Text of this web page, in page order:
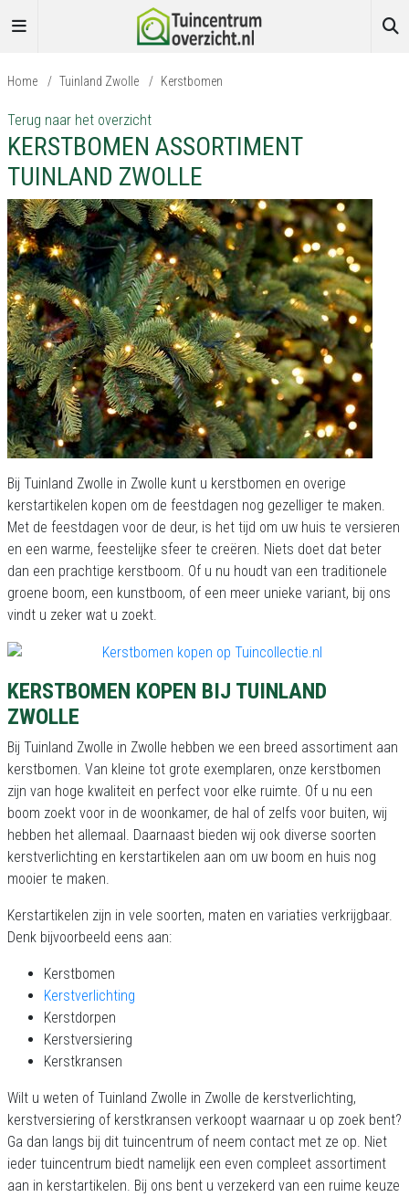
Home / Tuinland Zwolle / Kerstbomen
Terug naar het overzicht
KERSTBOMEN ASSORTIMENT
TUINLAND ZWOLLE
Bij Tuinland Zwolle in Zwolle kunt u kerstbomen en overige
kerstartikelen kopen om de feestdagen nog gezelliger te maken.
Met de feestdagen voor de deur, is het tijd om uw huis te versieren
en een warme, feestelijke sfeer te creëren. Niets doet dat beter
dan een prachtige kerstboom. Of u nu houdt van een traditionele
groene boom, een kunstboom, of een meer unieke variant, bij ons
vindt u zeker wat u zoekt.
KERSTBOMEN KOPEN BIJ TUINLAND
ZWOLLE
Bij Tuinland Zwolle in Zwolle hebben we een breed assortiment aan
kerstbomen. Van kleine tot grote exemplaren, onze kerstbomen
zijn van hoge kwaliteit en perfect voor elke ruimte. Of u nu een
boom zoekt voor in de woonkamer, de hal of zelfs voor buiten, wij
hebben het allemaal. Daarnaast bieden wij ook diverse soorten
kerstverlichting en kerstartikelen aan om uw boom en huis nog
mooier te maken.
Kerstartikelen zijn in vele soorten, maten en variaties verkrijgbaar.
Denk bijvoorbeeld eens aan:
Kerstbomen
Kerstverlichting
Kerstdorpen
Kerstversiering
Kerstkransen
Wilt u weten of Tuinland Zwolle in Zwolle de kerstverlichting,
kerstversiering of kerstkransen verkoopt waarnaar u op zoek bent?
Ga dan langs bij dit tuincentrum of neem contact met ze op. Niet
ieder tuincentrum biedt namelijk een even compleet assortiment
aan in kerstartikelen. Bij ons bent u verzekerd van een ruime keuze